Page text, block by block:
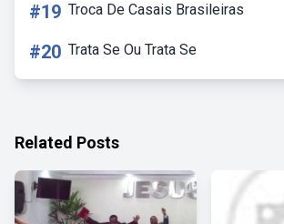
#19 Troca De Casais Brasileiras
#20 Trata Se Ou Trata Se
Related Posts